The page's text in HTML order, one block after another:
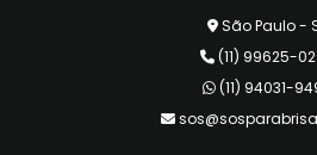
São Paulo -
(11) 99625-
(11) 94031-